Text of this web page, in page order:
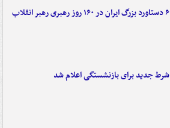
۶ دستاورد بزرگ ایران در ۱۶۰ روز رهبری رهبر انقلاب
شرط جدید برای بازنشستگی اعلام شد